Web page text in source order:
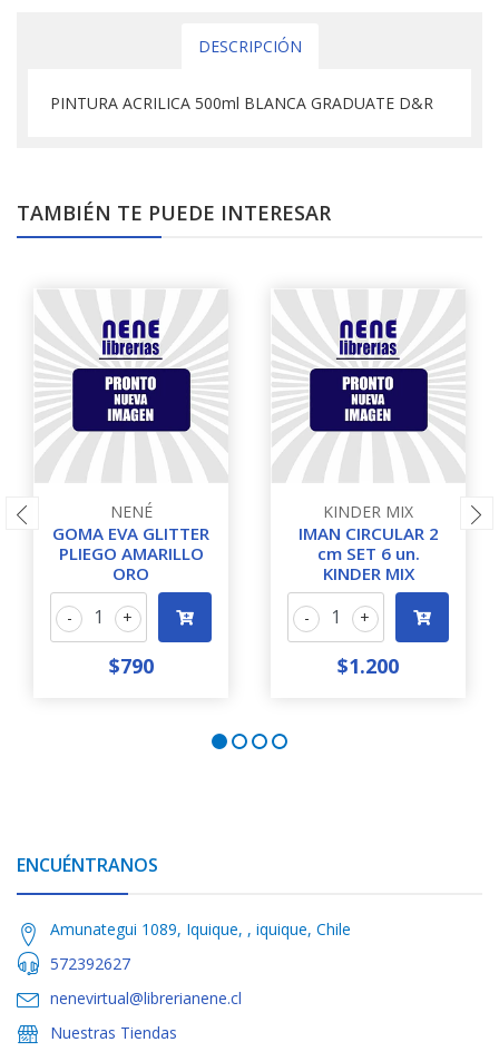
DESCRIPCIÓN
PINTURA ACRILICA 500ml BLANCA GRADUATE D&R
TAMBIÉN TE PUEDE INTERESAR
NENÉ
GOMA EVA GLITTER
PLIEGO AMARILLO
ORO
+
-
$790
KINDER MIX
IMAN CIRCULAR 2
cm SET 6 un.
KINDER MIX
+
-
$1.200
ENCUÉNTRANOS
Amunategui 1089, Iquique, , iquique, Chile
572392627
nenevirtual@librerianene.cl
Nuestras Tiendas